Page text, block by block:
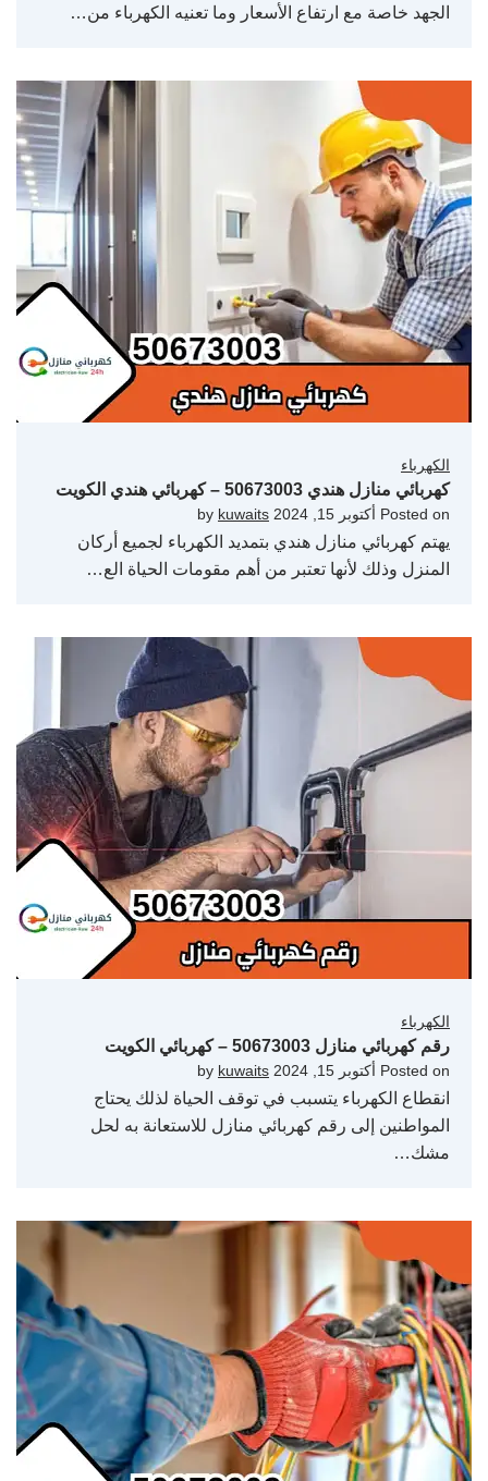
الجهد خاصة مع ارتفاع الأسعار وما تعنيه الكهرباء من…
الكهرباء
كهربائي منازل هندي 50673003 – كهربائي هندي الكويت
Posted on أكتوبر 15, 2024 kuwaits
يهتم كهربائي منازل هندي بتمديد الكهرباء لجميع أركان
المنزل وذلك لأنها تعتبر من أهم مقومات الحياة الع…
الكهرباء
رقم كهربائي منازل 50673003 – كهربائي الكويت
Posted on أكتوبر 15, 2024 kuwaits
انقطاع الكهرباء يتسبب في توقف الحياة لذلك يحتاج
المواطنين إلى رقم كهربائي منازل للاستعانة به لحل
مشك…